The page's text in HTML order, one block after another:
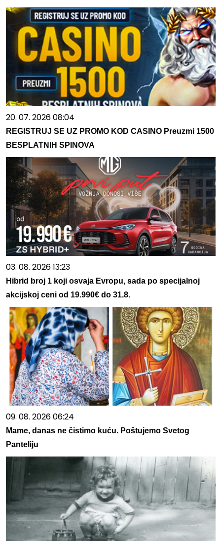
20. 07. 2026 08:04
REGISTRUJ SE UZ PROMO KOD CASINO Preuzmi 1500
BESPLATNIH SPINOVA
03. 08. 2026 13:23
Hibrid broj 1 koji osvaja Evropu, sada po specijalnoj
akcijskoj ceni od 19.990€ do 31.8.
09. 08. 2026 06:24
Mame, danas ne čistimo kuću. Poštujemo Svetog
Panteliju